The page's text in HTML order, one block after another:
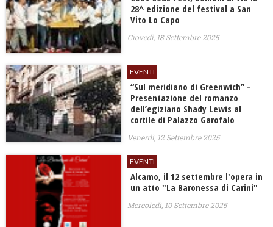
28^ edizione del festival a San
Vito Lo Capo
Giovedì, 18 Settembre 2025
EVENTI
“Sul meridiano di Greenwich” -
Presentazione del romanzo
dell’egiziano Shady Lewis al
cortile di Palazzo Garofalo
Venerdì, 12 Settembre 2025
EVENTI
Alcamo, il 12 settembre l'opera in
un atto "La Baronessa di Carini"
Mercoledì, 10 Settembre 2025